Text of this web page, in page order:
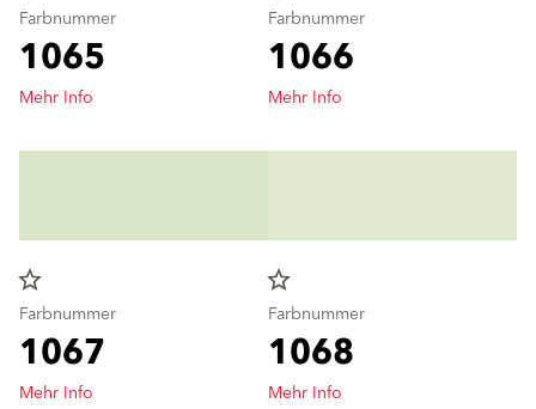
Farbnummer
1065
Mehr Info
Farbnummer
1066
Mehr Info
star_border
Farbnummer
1067
Mehr Info
star_border
Farbnummer
1068
Mehr Info